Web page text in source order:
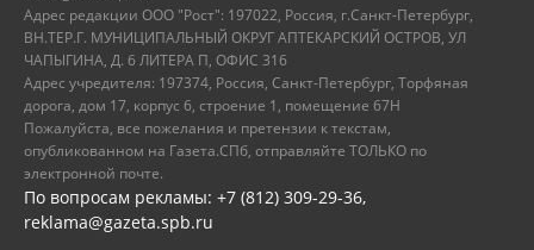
Адрес редакции ООО "Рост": 197022, Россия, г.Санкт-Петербург,
ВН.ТЕР.Г. МУНИЦИПАЛЬНЫЙ ОКРУГ АПТЕКАРСКИЙ ОСТРОВ, УЛ
ЧАПЫГИНА, Д. 6 ЛИТЕРА П, ОФИС 316
Адрес учредителя: 197374, Россия, Санкт-Петербург, Торфяная
дорога, дом 17, корпус 6, строение 1, помещение 67Н
Пожалуйста, все пожелания и претензии к текстам,
опубликованном на Газета.СПб, отправляйте ТОЛЬКО по
электронной почте.
По вопросам рекламы: +7 (812) 309-29-36,
reklama@gazeta.spb.ru